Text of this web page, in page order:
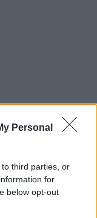
Personal
third parties, or
for
below opt-out